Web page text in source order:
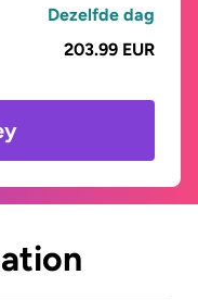
Dezelfde dag
203.99 EUR